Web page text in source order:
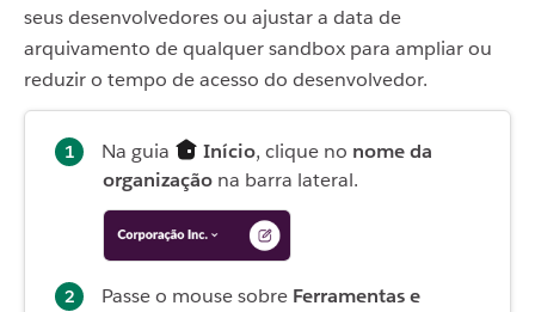
seus desenvolvedores ou ajustar a data de
arquivamento de qualquer sandbox para ampliar ou
reduzir o tempo de acesso do desenvolvedor.
Na guia Início, clique no nome da
organização na barra lateral.
Passe o mouse sobre Ferramentas e